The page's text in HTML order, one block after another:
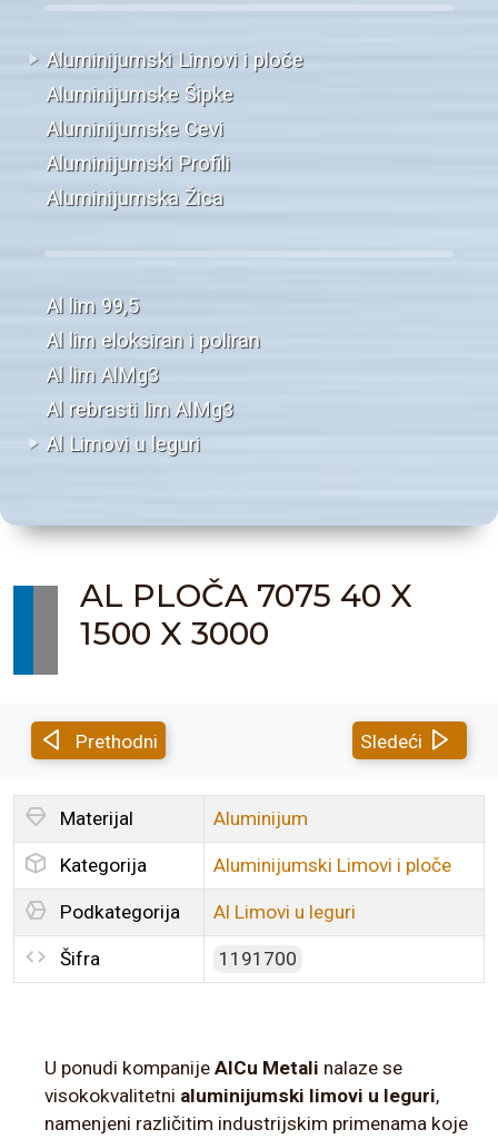
Aluminijumski Limovi i ploče
Aluminijumske Šipke
Aluminijumske Cevi
Aluminijumski Profili
Aluminijumska Žica
Al lim 99,5
Al lim eloksiran i poliran
Al lim AlMg3
Al rebrasti lim AlMg3
Al Limovi u leguri
AL PLOČA 7075 40 X
1500 X 3000
Prethodni Sledeći
Materijal Aluminijum
Kategorija Aluminijumski Limovi i ploče
Podkategorija Al Limovi u leguri
Šifra 1191700
U ponudi kompanije AlCu Metali nalaze se
visokokvalitetni aluminijumski limovi u leguri,
namenjeni različitim industrijskim primenama koje